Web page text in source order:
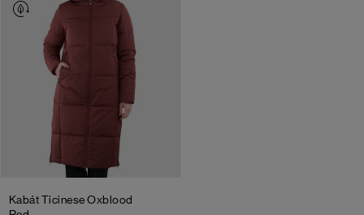
Kabát TicineseOxblood